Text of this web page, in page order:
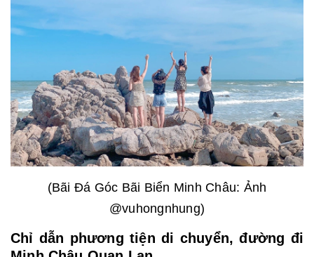
(Bãi Đá Góc Bãi Biển Minh Châu: Ảnh
@vuhongnhung)
Chỉ dẫn phương tiện di chuyển, đường đi